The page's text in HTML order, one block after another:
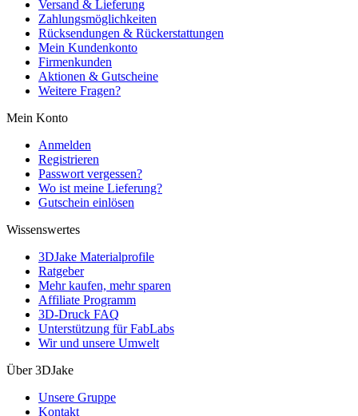
Versand & Lieferung
Zahlungsmöglichkeiten
Rücksendungen & Rückerstattungen
Mein Kundenkonto
Firmenkunden
Aktionen & Gutscheine
Weitere Fragen?
Mein Konto
Anmelden
Registrieren
Passwort vergessen?
Wo ist meine Lieferung?
Gutschein einlösen
Wissenswertes
3DJake Materialprofile
Ratgeber
Mehr kaufen, mehr sparen
Affiliate Programm
3D-Druck FAQ
Unterstützung für FabLabs
Wir und unsere Umwelt
Über 3DJake
Unsere Gruppe
Kontakt